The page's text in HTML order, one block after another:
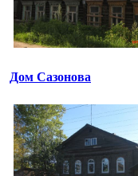
Дом Сазонова